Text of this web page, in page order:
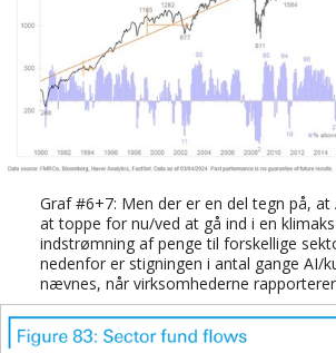
Graf #6+7: Men der er en del tegn på, at
at toppe for nu/ved at gå ind i en
indstrømning af penge til forskellige
nedenfor er stigningen i antal gange AI/
nævnes, når virksomhederne